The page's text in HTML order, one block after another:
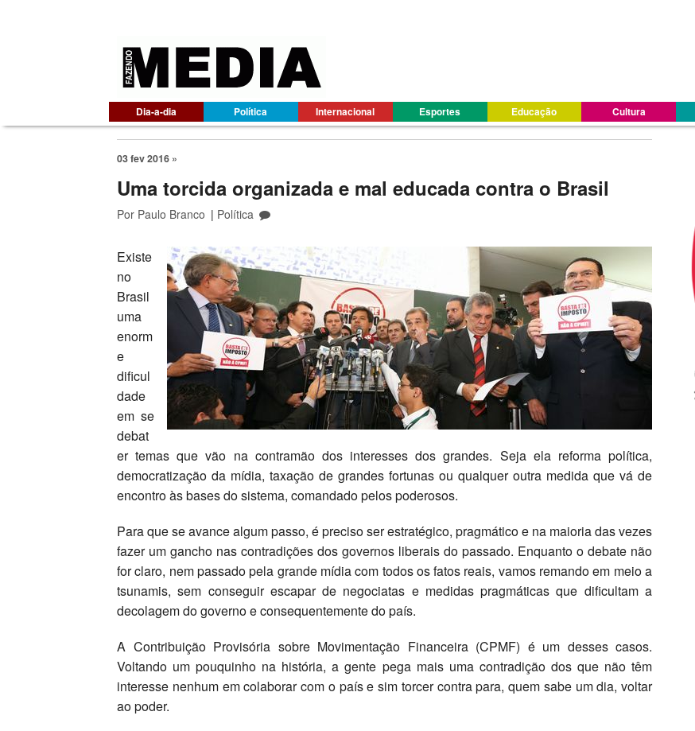
Dia-a-dia Política Internacional Esportes Educação Cultura
03 fev 2016 »
Uma torcida organizada e mal educada contra o Brasil
Por Paulo Branco | Política
Existe
no
Brasil
uma
enorm
e
dificul
dade
em se
debat
er temas que vão na contramão dos interesses dos grandes. Seja ela reforma política,
democratização da mídia, taxação de grandes fortunas ou qualquer outra medida que vá de
encontro às bases do sistema, comandado pelos poderosos.
Para que se avance algum passo, é preciso ser estratégico, pragmático e na maioria das vezes
fazer um gancho nas contradições dos governos liberais do passado. Enquanto o debate não
for claro, nem passado pela grande mídia com todos os fatos reais, vamos remando em meio a
tsunamis, sem conseguir escapar de negociatas e medidas pragmáticas que dificultam a
decolagem do governo e consequentemente do país.
A Contribuição Provisória sobre Movimentação Financeira (CPMF) é um desses casos.
Voltando um pouquinho na história, a gente pega mais uma contradição dos que não têm
interesse nenhum em colaborar com o país e sim torcer contra para, quem sabe um dia, voltar
ao poder.